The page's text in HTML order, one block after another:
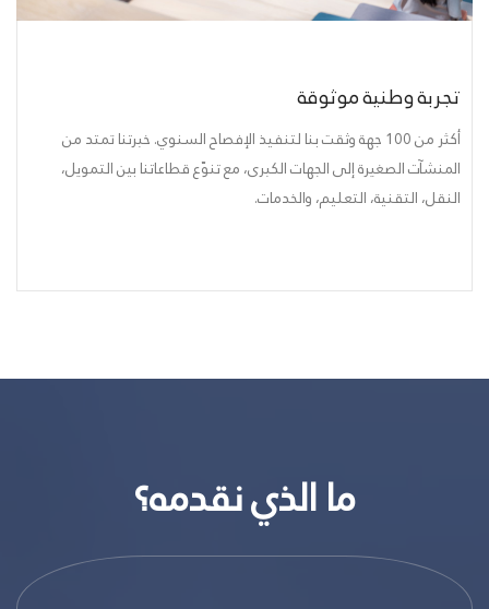
تجربة وطنية موثوقة
أكثر من 100 جهة وثقت بنا لتنفيذ الإفصاح السنوي. خبرتنا تمتد من
المنشآت الصغيرة إلى الجهات الكبرى، مع تنوّع قطاعاتنا بين التمويل،
النقل، التقنية، التعليم، والخدمات.
ما الذي نقدمه؟